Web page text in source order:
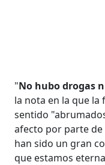
"No hubo drogas
la nota en la que la
sentido
afecto por parte de
han sido un gran
que estamos